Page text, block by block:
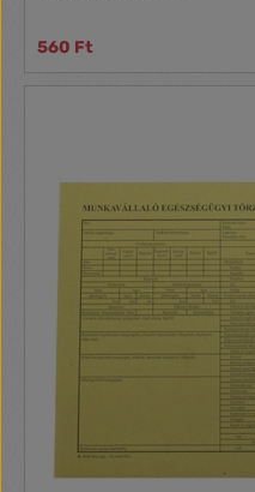
560 Ft